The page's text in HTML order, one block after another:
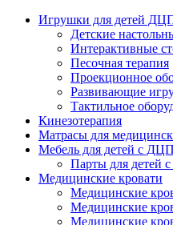
Игрушки для детей
Детские
Интерактивные
Песочная терапия
Проекционное
Развивающие
Тактильное
Кинезотерапия
Матрасы для
Мебель для детей с ДЦП
Парты для детей
Медицинские кровати
Медицинские
Медицинские
Медицинские